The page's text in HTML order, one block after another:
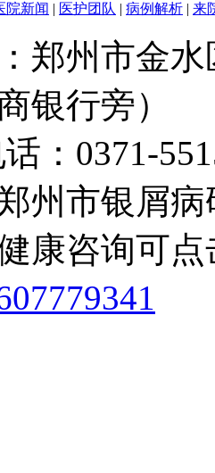
院新闻 | 医护团队 | 病例解析 | 来
郑州市金
银行旁）
： 0371-
州市银屑
康咨询可